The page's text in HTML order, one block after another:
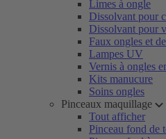
Limes à ongle
Dissolvant pour
Dissolvant pour
Faux ongles et
Lampes UV
Vernis à ongles
Kits manucure
Soins ongles
Pinceaux maquillage
Tout afficher
Pinceau fond de